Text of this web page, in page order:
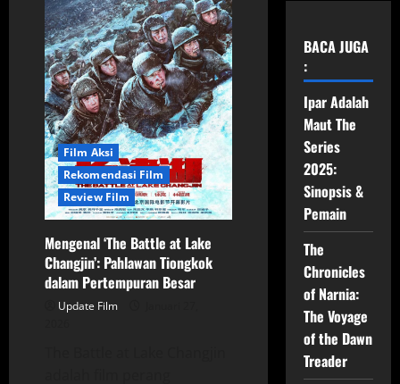
Film Aksi
Rekomendasi Film
Review Film
Mengenal ‘The Battle at Lake
Changjin’: Pahlawan Tiongkok
dalam Pertempuran Besar
Update Film
BACA JUGA
:
Ipar Adalah
Maut The
Series
2025:
Sinopsis &
Pemain
The
Chronicles
of Narnia:
The Voyage
of the Dawn
Treader